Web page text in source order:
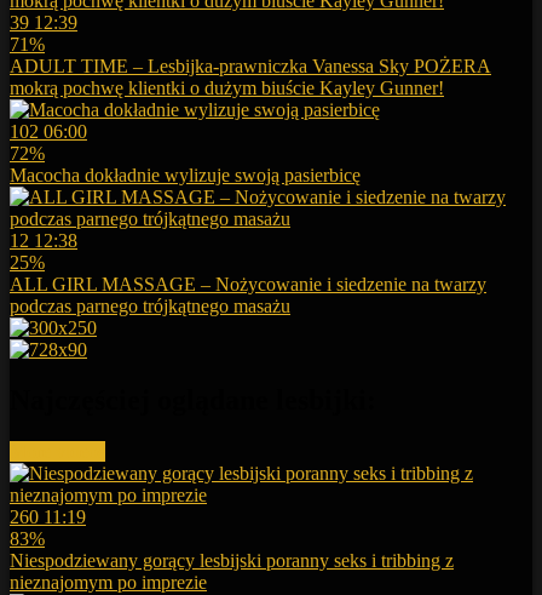
39 12:39
71%
ADULT TIME – Lesbijka-prawniczka Vanessa Sky POŻERA
mokrą pochwę klientki o dużym biuście Kayley Gunner!
102 06:00
72%
Macocha dokładnie wylizuje swoją pasierbicę
12 12:38
25%
ALL GIRL MASSAGE – Nożycowanie i siedzenie na twarzy
podczas parnego trójkątnego masażu
260 11:19
83%
Niespodziewany gorący lesbijski poranny seks i tribbing z
nieznajomym po imprezie